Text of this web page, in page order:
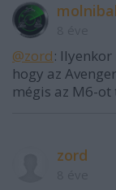
@zord:
hogy az
mégis az M6-
zord